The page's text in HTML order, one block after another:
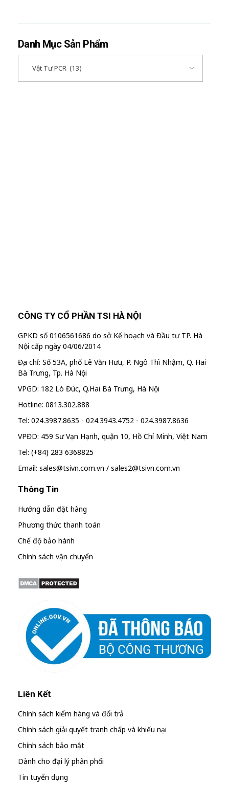
Danh Mục Sản Phẩm
CÔNG TY CỔ PHẦN TSI HÀ NỘI
GPKD số 0106561686 do sở Kế hoạch và Đầu tư TP. Hà
Nội cấp ngày 04/06/2014
Địa chỉ: Số 53A, phố Lê Văn Hưu, P. Ngô Thì Nhậm, Q. Hai
Bà Trưng, Tp. Hà Nội
VPGD: 182 Lò Đúc, Q.Hai Bà Trưng, Hà Nội
Hotline: 0813.302.888
Tel: 024.3987.8635 - 024.3943.4752 - 024.3987.8636
VPĐD: 459 Sư Vạn Hạnh, quận 10, Hồ Chí Minh, Việt Nam
Tel: (+84) 283 6368825
Email: sales@tsivn.com.vn / sales2@tsivn.com.vn
Thông Tin
Hướng dẫn đặt hàng
Phương thức thanh toán
Chế độ bảo hành
Chính sách vận chuyển
Liên Kết
Chính sách kiểm hàng và đổi trả
Chính sách giải quyết tranh chấp và khiếu nại
Chính sách bảo mật
Dành cho đại lý phân phối
Tin tuyển dụng